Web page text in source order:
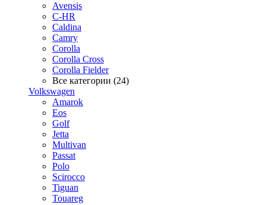
Avensis
C-HR
Caldina
Camry
Corolla
Corolla Cross
Corolla Fielder
Все категории (24)
Volkswagen
Amarok
Eos
Golf
Jetta
Multivan
Passat
Polo
Scirocco
Tiguan
Touareg